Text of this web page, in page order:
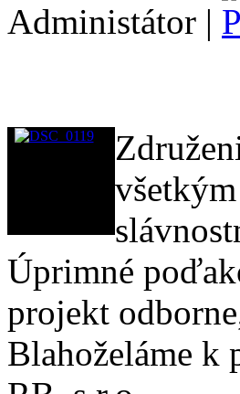
Administátor |
Úprimné
projekt
Blahoželáme k